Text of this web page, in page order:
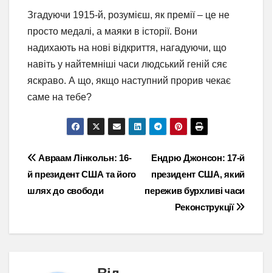
Згадуючи 1915-й, розумієш, як премії – це не
просто медалі, а маяки в історії. Вони
надихають на нові відкриття, нагадуючи, що
навіть у найтемніші часи людський геній сяє
яскраво. А що, якщо наступний прорив чекає
саме на тебе?
Навігація
записів
Ендрю Джонсон: 17-й
президент США, який
пережив бурхливі часи
Реконструкції
Авраам Лінкольн: 16-
й президент США та його
шлях до свободи